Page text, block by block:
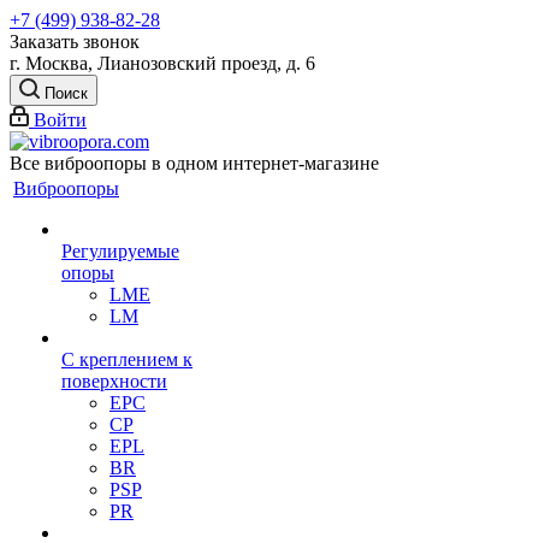
+7 (499) 938-82-28
Заказать звонок
г. Москва, Лианозовский проезд, д. 6
Поиск
Войти
Все виброопоры в одном интернет-магазине
Виброопоры
Регулируемые
опоры
LME
LM
С креплением к
поверхности
EPC
CP
EPL
BR
PSP
PR